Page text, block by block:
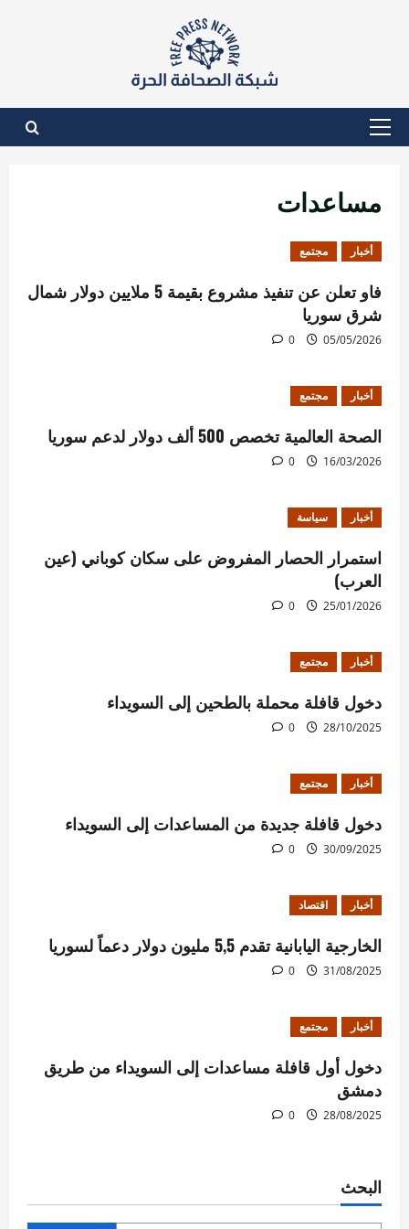
القائمة
مساعدات
أخبار مجتمع
فاو تعلن عن تنفيذ مشروع بقيمة 5 ملايين دولار شمال
شرق سوريا
05/05/2026
0
أخبار مجتمع
الصحة العالمية تخصص 500 ألف دولار لدعم سوريا
16/03/2026
0
أخبار سياسة
استمرار الحصار المفروض على سكان كوباني (عين
العرب)
25/01/2026
0
أخبار مجتمع
دخول قافلة محملة بالطحين إلى السويداء
28/10/2025
0
أخبار مجتمع
دخول قافلة جديدة من المساعدات إلى السويداء
30/09/2025
0
أخبار اقتصاد
الخارجية اليابانية تقدم 5,5 مليون دولار دعماً لسوريا
31/08/2025
0
أخبار مجتمع
دخول أول قافلة مساعدات إلى السويداء من طريق
دمشق
28/08/2025
0
البحث